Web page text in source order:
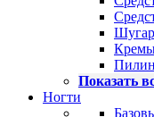
Кремы
Показать
Ногти